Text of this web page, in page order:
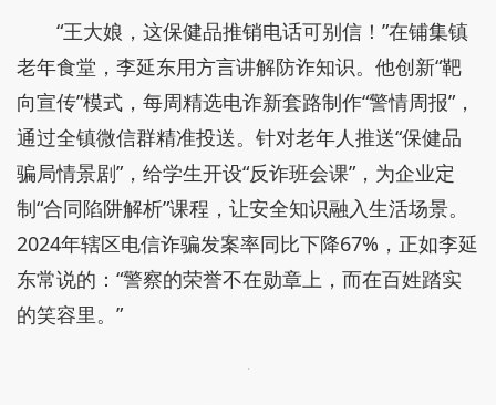
“王大娘，这保健品推销电话可别信！”在铺集镇
老年食堂，李延东用方言讲解防诈知识。他创新“靶
向宣传”模式，每周精选电诈新套路制作“警情周报”，
通过全镇微信群精准投送。针对老年人推送“保健品
骗局情景剧”，给学生开设“反诈班会课”，为企业定
制“合同陷阱解析”课程，让安全知识融入生活场景。
2024年辖区电信诈骗发案率同比下降67%，正如李延
东常说的：“警察的荣誉不在勋章上，而在百姓踏实
的笑容里。”